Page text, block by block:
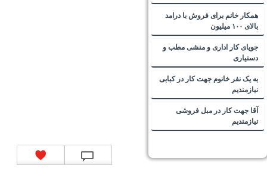
همکار خانم برای فروش با درامد
بالای ۱۰۰ میلیون
جویای کار اداری و منشی مطب و
دستیاری
به یک نفر خانوم جهت کار در کبابی
نیازمندیم
آقا جهت کار در مبل فروشی
نیازمندیم